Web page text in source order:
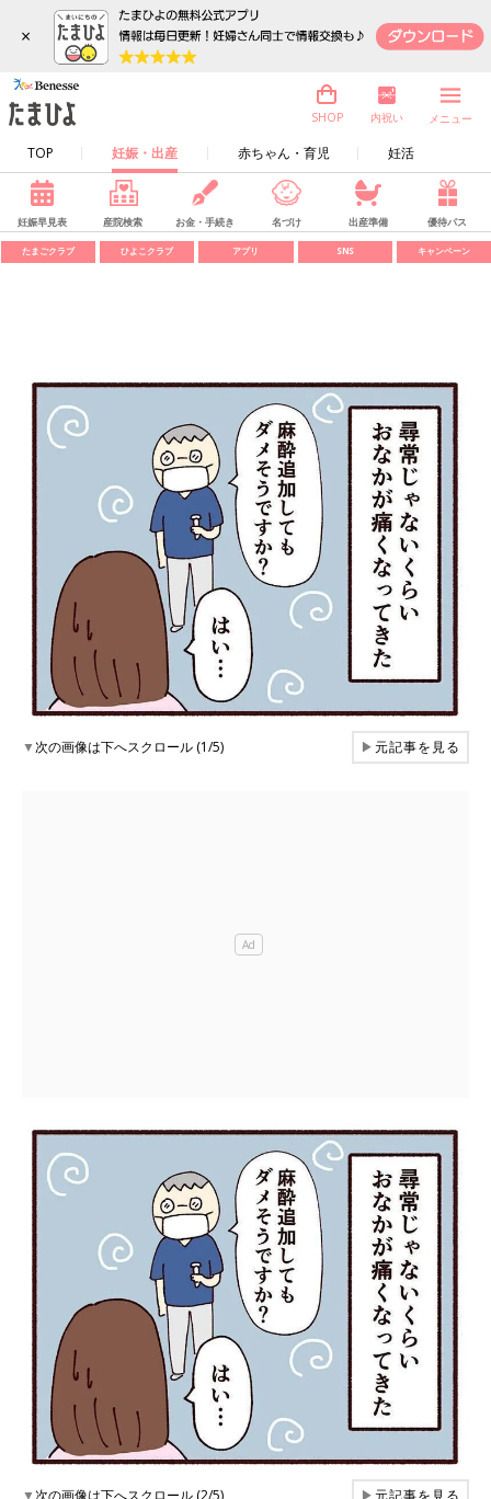
×
TOP 妊娠・出産 赤ちゃん・育児 妊活
SHOP 内祝い メニュー
妊娠早見表 産院検索 お金・手続き 名づけ 出産準備 優待パス
たまごクラブ ひよこクラブ アプリ SNS キャンペーン
▼次の画像は下へスクロール (1/5) ▶元記事を見る
▼次の画像は下へスクロール (2/5) ▶元記事を見る